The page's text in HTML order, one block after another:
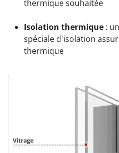
thermique souhaitée
Isolation thermique :
spéciale d'isolation
thermique